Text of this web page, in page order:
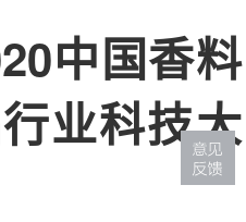
中国香料
业科技大